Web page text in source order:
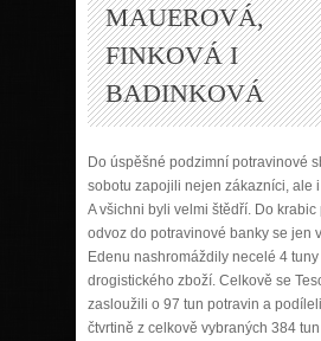
MAUEROVÁ,
FINKOVÁ I
BADINKOVÁ
Do úspěšné podzimní potravinové
sobotu zapojili nejen zákazníci, ale
A všichni byli velmi štědří. Do
odvoz do potravinové banky se jen
Edenu nashromáždily necelé 4
drogistického zboží. Celkově se
zasloužili o 97 tun potravin a
čtvrtině z celkově vybraných 384